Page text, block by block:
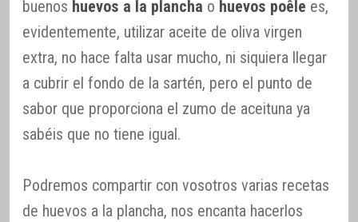
buenos huevos a la plancha o huevos poêle es,
evidentemente, utilizar aceite de oliva virgen
extra, no hace falta usar mucho, ni siquiera llegar
a cubrir el fondo de la sartén, pero el punto de
sabor que proporciona el zumo de aceituna ya
sabéis que no tiene igual.
Podremos compartir con vosotros varias recetas
de huevos a la plancha, nos encanta hacerlos